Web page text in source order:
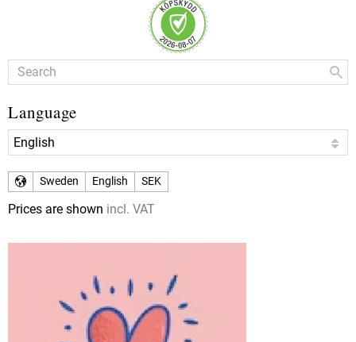
Language
Sweden English SEK
Prices are shown incl. VAT